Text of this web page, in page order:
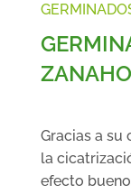
Gracias a su
la
efecto